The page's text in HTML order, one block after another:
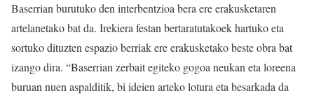
Baserrian burutuko den interbentzioa bera ere erakusketaren
artelanetako bat da. Irekiera festan bertaratutakoek hartuko eta
sortuko dituzten espazio berriak ere erakusketako beste obra bat
izango dira. “Baserrian zerbait egiteko gogoa neukan eta loreena
buruan nuen aspalditik, bi ideien arteko lotura eta besarkada da